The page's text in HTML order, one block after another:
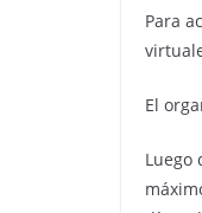
Para
El
Luego